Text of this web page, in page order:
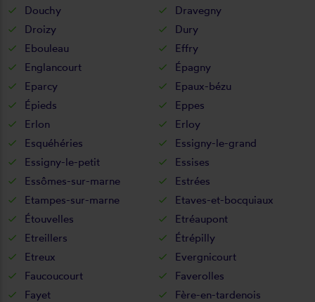
Douchy
Dravegny
Droizy
Dury
Ebouleau
Effry
Englancourt
Épagny
Eparcy
Epaux-bézu
Épieds
Eppes
Erlon
Erloy
Esquéhéries
Essigny-le-grand
Essigny-le-petit
Essises
Essômes-sur-marne
Estrées
Etampes-sur-marne
Etaves-et-bocquiaux
Étouvelles
Etréaupont
Etreillers
Étrépilly
Etreux
Evergnicourt
Faucoucourt
Faverolles
Fayet
Fère-en-tardenois